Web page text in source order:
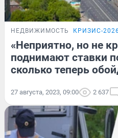
НЕДВИЖИМОСТЬ КРИЗИС-
«Неприятно, но не
поднимают ставки
сколько теперь
27 августа, 2023, 09:00 2 637